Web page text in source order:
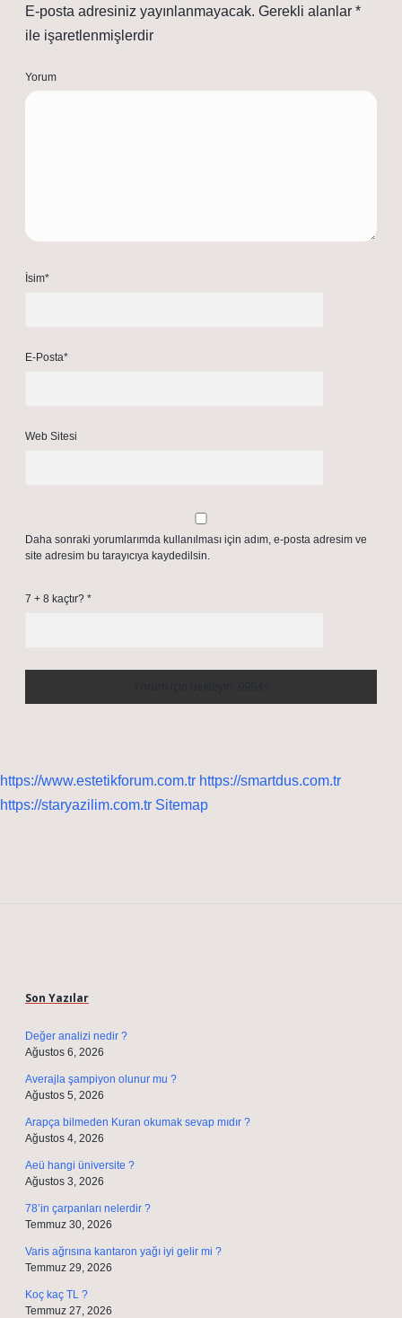
E-posta adresiniz yayınlanmayacak. Gerekli alanlar *
ile işaretlenmişlerdir
Yorum
İsim*
E-Posta*
Web Sitesi
Daha sonraki yorumlarımda kullanılması için adım, e-posta adresim ve
site adresim bu tarayıcıya kaydedilsin.
7 + 8 kaçtır? *
https://www.estetikforum.com.tr https://smartdus.com.tr
https://staryazilim.com.tr Sitemap
Son Yazılar
Değer analizi nedir ?
Ağustos 6, 2026
Averajla şampiyon olunur mu ?
Ağustos 5, 2026
Arapça bilmeden Kuran okumak sevap mıdır ?
Ağustos 4, 2026
Aeü hangi üniversite ?
Ağustos 3, 2026
78’in çarpanları nelerdir ?
Temmuz 30, 2026
Varis ağrısına kantaron yağı iyi gelir mi ?
Temmuz 29, 2026
Koç kaç TL ?
Temmuz 27, 2026